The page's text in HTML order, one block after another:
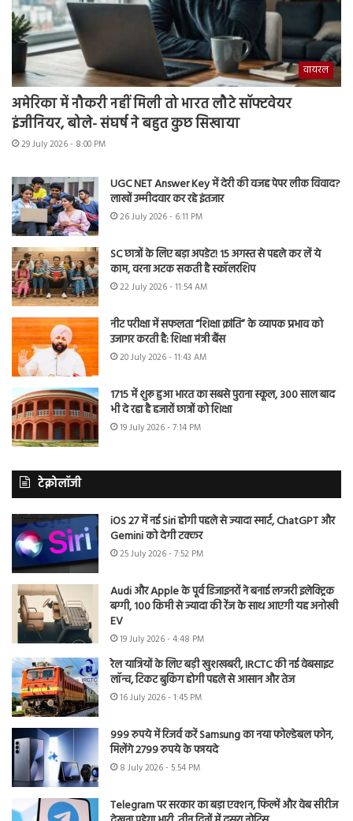
वायरल
अमेरिका में नौकरी नहीं मिली तो भारत लौटे सॉफ्टवेयर
इंजीनियर, बोले- संघर्ष ने बहुत कुछ सिखाया
29 July 2026 - 8:00 PM
UGC NET Answer Key में देरी की वजह पेपर लीक विवाद?
लाखों उम्मीदवार कर रहे इंतजार
26 July 2026 - 6:11 PM
SC छात्रों के लिए बड़ा अपडेट! 15 अगस्त से पहले कर लें ये
काम, वरना अटक सकती है स्कॉलरशिप
22 July 2026 - 11:54 AM
नीट परीक्षा में सफलता “शिक्षा क्रांति” के व्यापक प्रभाव को
उजागर करती है: शिक्षा मंत्री बैंस
20 July 2026 - 11:43 AM
1715 में शुरू हुआ भारत का सबसे पुराना स्कूल, 300 साल बाद
भी दे रहा है हजारों छात्रों को शिक्षा
19 July 2026 - 7:14 PM
टेक्नोलॉजी
iOS 27 में नई Siri होगी पहले से ज्यादा स्मार्ट, ChatGPT और
Gemini को देगी टक्कर
25 July 2026 - 7:52 PM
Audi और Apple के पूर्व डिजाइनरों ने बनाई लग्जरी इलेक्ट्रिक
बग्गी, 100 किमी से ज्यादा की रेंज के साथ आएगी यह अनोखी
EV
19 July 2026 - 4:48 PM
रेल यात्रियों के लिए बड़ी खुशखबरी, IRCTC की नई वेबसाइट
लॉन्च, टिकट बुकिंग होगी पहले से आसान और तेज
16 July 2026 - 1:45 PM
999 रुपये में रिजर्व करें Samsung का नया फोल्डेबल फोन,
मिलेंगे 2799 रुपये के फायदे
8 July 2026 - 5:54 PM
Telegram पर सरकार का बड़ा एक्शन, फिल्में और वेब सीरीज